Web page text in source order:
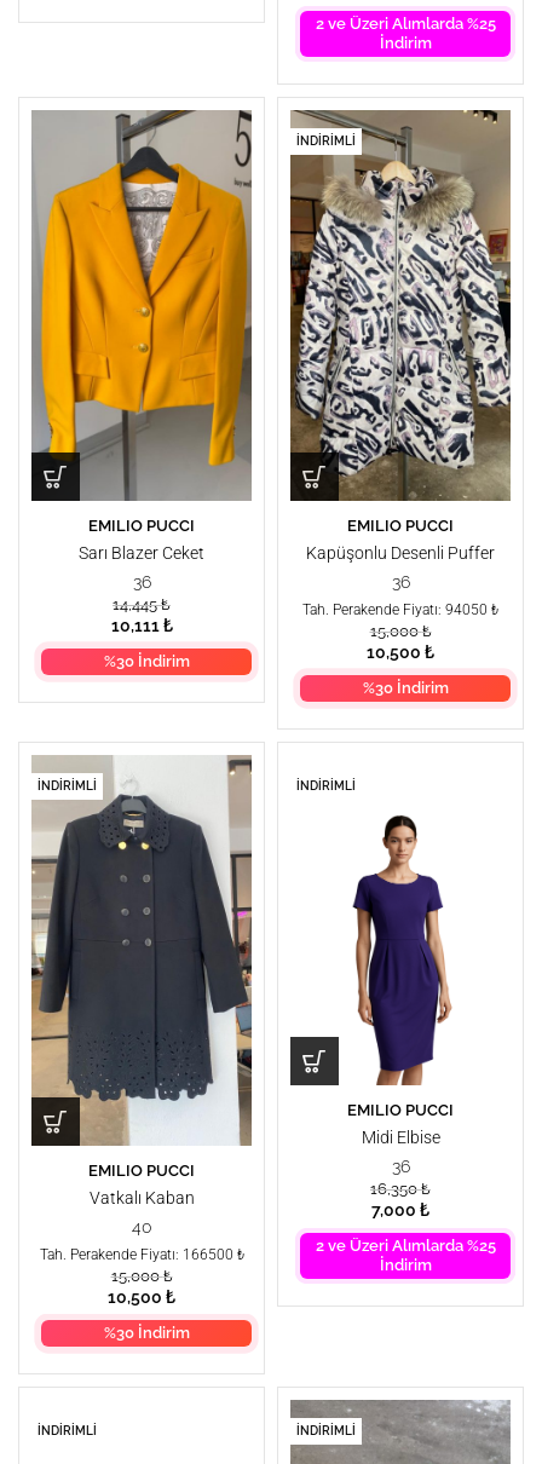
2 ve Üzeri Alımlarda %25
İndirim
EMILIO PUCCI
Sarı Blazer Ceket
36
14,445₺
10,111₺
%30 İndirim
İNDIRIMLI
EMILIO PUCCI
Kapüşonlu Desenli Puffer
36
Tah. Perakende Fiyatı: 94050 ₺
15,000₺
10,500 ₺
%30 İndirim
İNDIRIMLI
EMILIO PUCCI
Vatkalı Kaban
40
Tah. Perakende Fiyatı: 166500 ₺
15,000₺
10,500 ₺
%30 İndirim
İNDIRIMLI
EMILIO PUCCI
Midi Elbise
36
16,350₺
7,000 ₺
2 ve Üzeri Alımlarda %25
İndirim
İNDIRIMLI İNDIRIMLI